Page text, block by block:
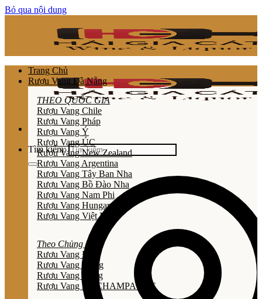
Bỏ qua nội dung
Tìm kiếm:
Trang Chủ
Rượu Vang Đà Nẵng
THEO QUỐC GIA
Rượu Vang Chile
Rượu Vang Pháp
Rượu Vang Ý
Rượu Vang ÚC
Rượu Vang New Zealand
Rượu Vang Argentina
Rượu Vang Tây Ban Nha
Rượu Vang Bồ Đào Nha
Rượu Vang Nam Phi
Rượu Vang Hungary
Rượu Vang Việt Nam
Theo Chủng Loại
Rươu Vang Đỏ
Rươu Vang Trắng
Rươu Vang Hồng
Rượu Vang Nổ/CHAMPAGNE